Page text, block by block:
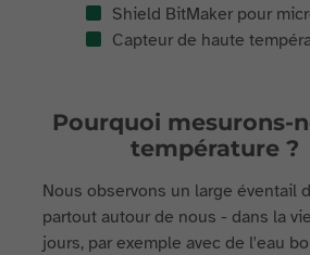
Shield BitMaker pour
Capteur de haute
Pourquoi mesurons-
température ?
Nous observons un large éventail
partout autour de nous - dans la
jours, par exemple avec de l'eau